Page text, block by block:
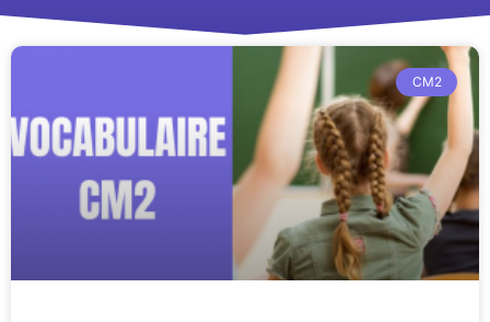
CM2